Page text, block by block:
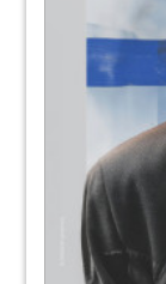
Produkte
Redaktion
CMD-
Dr.